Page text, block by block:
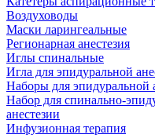
Воздуховоды
Маски ларингеальные
Регионарная анестезия
Иглы спинальные
Игла для эпидуральной
Наборы для эпидуральной
Набор для спинально-
анестезии
Инфузионная терапия